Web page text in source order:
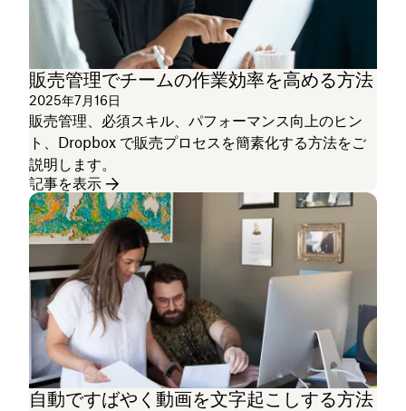
販売管理でチームの作業効率を高める方法
2025年7月16日
販売管理、必須スキル、パフォーマンス向上のヒン
ト、Dropbox で販売プロセスを簡素化する方法をご
説明します。
記事を表示
自動ですばやく動画を文字起こしする方法